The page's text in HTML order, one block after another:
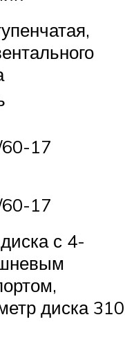
17
17
с 4-
диска 310